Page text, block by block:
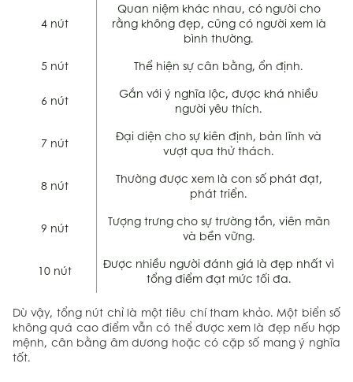
4 nút
Quan niệm khác nhau, có người cho
rằng không đẹp, cũng có người xem là
bình thường.
5 nút
Thể hiện sự cân bằng, ổn định.
6 nút
Gắn với ý nghĩa lộc, được khá nhiều
người yêu thích.
7 nút
Đại diện cho sự kiên định, bản lĩnh và
vượt qua thử thách.
8 nút
Thường được xem là con số phát đạt,
phát triển.
9 nút
Tượng trưng cho sự trường tồn, viên mãn
và bền vững.
10 nút
Được nhiều người đánh giá là đẹp nhất vì
tổng điểm đạt mức tối đa.
Dù vậy, tổng nút chỉ là một tiêu chí tham khảo. Một biển số
không quá cao điểm vẫn có thể được xem là đẹp nếu hợp
mệnh, cân bằng âm dương hoặc có cặp số mang ý nghĩa
tốt.